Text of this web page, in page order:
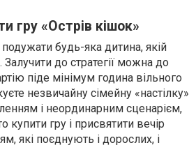
гру «Острів кішок»
будь-яка дитина, якій
до стратегії можна до
піде мінімум година вільного
незвичайну сімейну «настілку»
і неординарним сценарієм,
купити гру і присвятити вечір
які поєднують і дорослих, і